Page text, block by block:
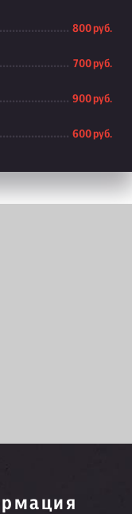
800 руб.
700 руб.
900 руб.
600 руб.